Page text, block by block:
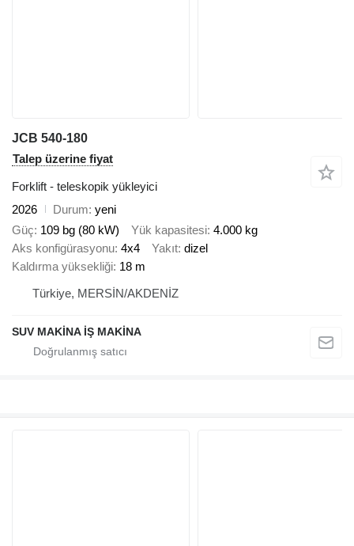
JCB 540-180
Talep üzerine fiyat
Forklift - teleskopik yükleyici
2026
Durum yeni
Güç 109 bg (80 kW) Yük kapasitesi 4.000 kg
Aks konfigürasyonu 4x4 Yakıt dizel
Kaldırma yüksekliği 18 m
Türkiye, MERSİN/AKDENİZ
SUV MAKİNA İŞ MAKİNA